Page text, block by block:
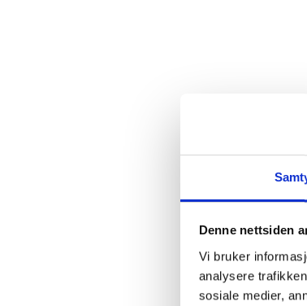
Denne nettsiden
Vi bruker
analysere
sosiale medier,